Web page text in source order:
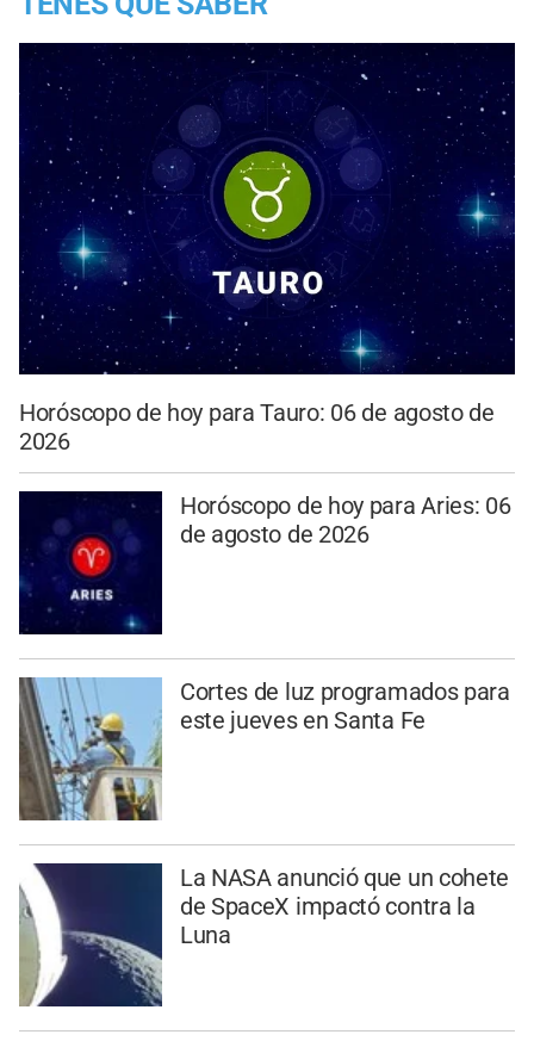
Horóscopo de hoy para Tauro: 06 de agosto de
2026
Horóscopo de hoy para Aries: 06
de agosto de 2026
Cortes de luz programados para
este jueves en Santa Fe
La NASA anunció que un cohete
de SpaceX impactó contra la
Luna